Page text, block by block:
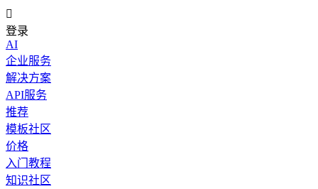

登录
AI
企业服务
解决方案
API服务
推荐
模板社区
价格
入门教程
知识社区